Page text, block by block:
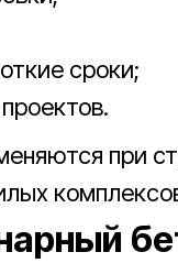
сроки;
при